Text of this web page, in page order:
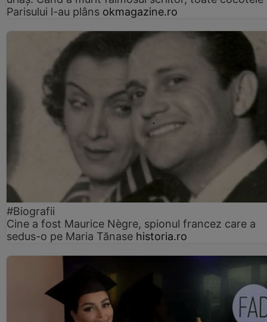
Parisului l-au plâns okmagazine.ro
#Biografii
Cine a fost Maurice Nègre, spionul francez care a
sedus-o pe Maria Tănase historia.ro